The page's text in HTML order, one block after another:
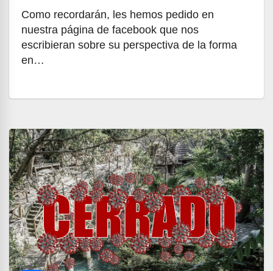
Como recordarán, les hemos pedido en
nuestra página de facebook que nos
escribieran sobre su perspectiva de la forma
en…